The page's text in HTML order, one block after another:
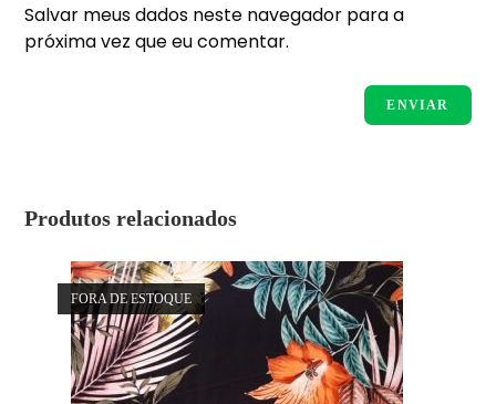
Salvar meus dados neste navegador para a
próxima vez que eu comentar.
Produtos relacionados
FORA DE ESTOQUE